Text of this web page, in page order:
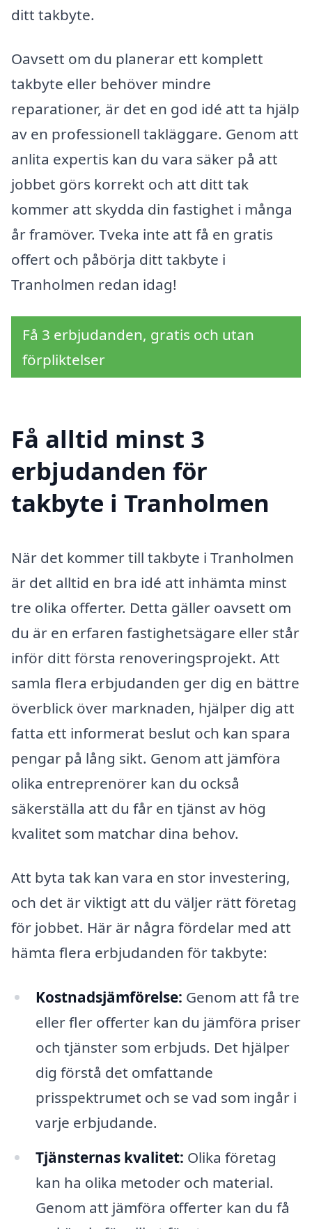
ditt takbyte.
Oavsett om du planerar ett komplett
takbyte eller behöver mindre
reparationer, är det en god idé att ta hjälp
av en professionell takläggare. Genom att
anlita expertis kan du vara säker på att
jobbet görs korrekt och att ditt tak
kommer att skydda din fastighet i många
år framöver. Tveka inte att få en gratis
offert och påbörja ditt takbyte i
Tranholmen redan idag!
Få 3 erbjudanden, gratis och utan
förpliktelser
Få alltid minst 3
erbjudanden för
takbyte i Tranholmen
När det kommer till takbyte i Tranholmen
är det alltid en bra idé att inhämta minst
tre olika offerter. Detta gäller oavsett om
du är en erfaren fastighetsägare eller står
inför ditt första renoveringsprojekt. Att
samla flera erbjudanden ger dig en bättre
överblick över marknaden, hjälper dig att
fatta ett informerat beslut och kan spara
pengar på lång sikt. Genom att jämföra
olika entreprenörer kan du också
säkerställa att du får en tjänst av hög
kvalitet som matchar dina behov.
Att byta tak kan vara en stor investering,
och det är viktigt att du väljer rätt företag
för jobbet. Här är några fördelar med att
hämta flera erbjudanden för takbyte:
Kostnadsjämförelse: Genom att få tre
eller fler offerter kan du jämföra priser
och tjänster som erbjuds. Det hjälper
dig förstå det omfattande
prisspektrumet och se vad som ingår i
varje erbjudande.
Tjänsternas kvalitet: Olika företag
kan ha olika metoder och material.
Genom att jämföra offerter kan du få